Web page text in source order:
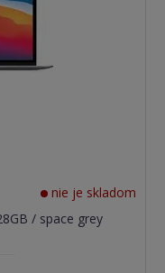
nie je skladom
/ space grey